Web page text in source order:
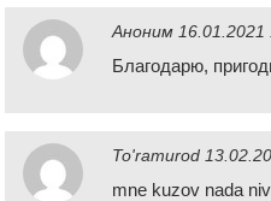
Аноним 16.01.2021
Благодарю,
To'ramurod
mne kuzov nada